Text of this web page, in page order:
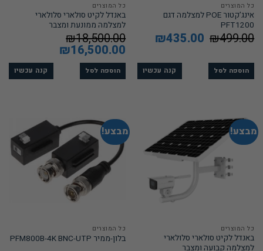
כל המוצרים
אינג’קטור POE למצלמה דגם
PFT1200
₪499.00 המחיר
המקורי ₪435.00 המחיר
הנוכחי
הוספה לסל קנה עכשיו
כל המוצרים
באנדל לקיט סולארי סלולארי
למצלמה ממונעת ומצבר
₪18,500.00
המחיר
המקורי
היה:
₪18,500.00.
₪16,500.00 המחיר
הנוכחי
הוא:
₪16,500.00. הוספה לסל קנה עכשיו
מבצע!
כל המוצרים
באנדל לקיט סולארי סלולארי
למצלמה קבועה ומצבר
מבצע!
כל המוצרים
בלון-ממיר PFM800B-4K BNC-UTP